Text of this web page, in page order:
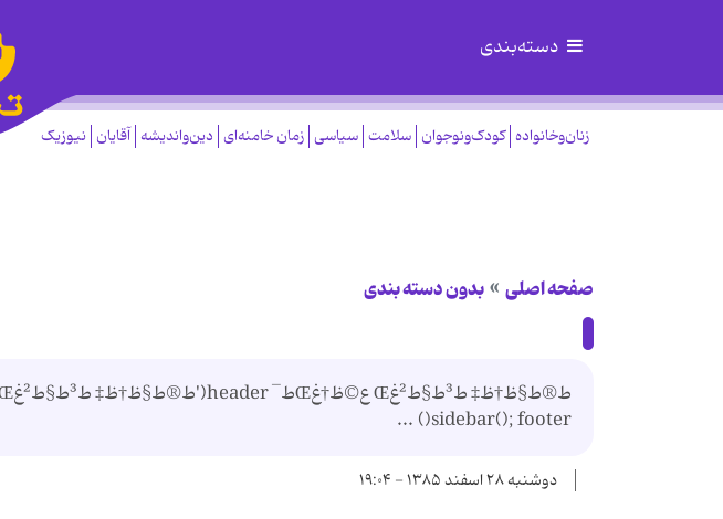
دسته‌بندی
زنان‌وخانواده کودک‌ونوجوان سلامت سیاسی زمان خامنه‌ای دین‌واندیشه آقایان نیوزیک
صفحه اصلی بدون دسته بندی
sidebar(); footer() ...
دوشنبه ۲۸ اسفند ۱۳۸۵ - ۱۹:۰۴